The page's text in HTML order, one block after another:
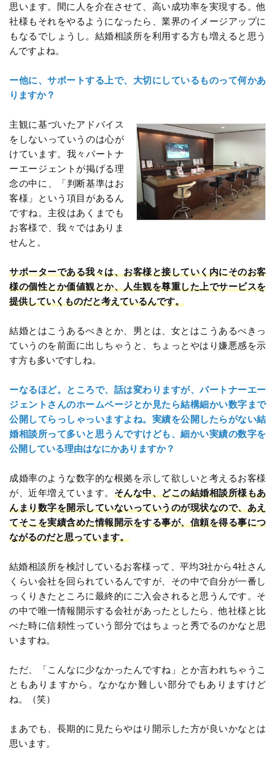
思います。間に人を介在させて、高い成功率を実現する。他
社様もそれをやるようになったら、業界のイメージアップに
もなるでしょうし。結婚相談所を利用する方も増えると思う
んですよね。
ー他に、サポートする上で、大切にしているものって何かあ
りますか？
主観に基づいたアドバイス
をしないっていうのは心が
けています。我々パートナ
ーエージェントが掲げる理
念の中に、「判断基準はお
客様」という項目があるん
ですね。主役はあくまでも
お客様で、我々ではありま
せんと。
サポーターである我々は、お客様と接していく内にそのお客
様の個性とか価値観とか、人生観を尊重した上でサービスを
提供していくものだと考えているんです。
結婚とはこうあるべきとか、男とは、女とはこうあるべきっ
ていうのを前面に出しちゃうと、ちょっとやはり嫌悪感を示
す方も多いですしね。
ーなるほど。ところで、話は変わりますが、パートナーエー
ジェントさんのホームページとか見たら結構細かい数字まで
公開してらっしゃっいますよね。実績を公開したらがない結
婚相談所って多いと思うんですけども、細かい実績の数字を
公開している理由はなにかありますか？
成婚率のような数字的な根拠を示して欲しいと考えるお客様
が、近年増えています。 そんな中、どこの結婚相談所様もあ
んまり数字を開示していないっていうのが現状なので、あえ
てそこを実績含めた情報開示をする事が、信頼を得る事につ
ながるのだと思っています。
結婚相談所を検討しているお客様って、平均3社から4社さん
くらい会社を回られているんですが、その中で自分が一番し
っくりきたところに最終的にご入会されると思うんです。そ
の中で唯一情報開示する会社があったとしたら、他社様と比
べた時に信頼性っていう部分ではちょっと秀でるのかなと思
いますね。
ただ、「こんなに少なかったんですね」とか言われちゃうこ
ともありますから。なかなか難しい部分でもありますけど
ね。（笑）
まあでも、長期的に見たらやはり開示した方が良いかなとは
思います。